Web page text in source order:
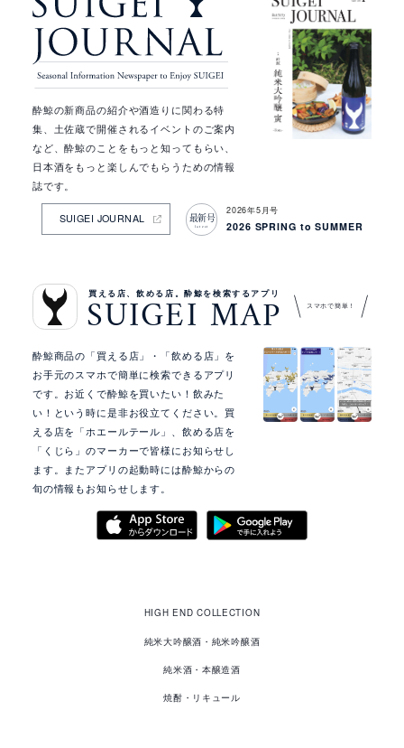
ッ
ク
ア
ッ
プ
情
報
酔鯨の新商品の紹介や酒造りに関わる特
集、土佐蔵で開催されるイベントのご案内
など、酔鯨のことをもっと知ってもらい、
日本酒をもっと楽しんでもらうための情報
誌です。
SUIGEI JOURNAL 最新号
latest
2026年5月号
2026 SPRING to SUMMER
買える店、飲める店。酔鯨を検索するアプリ
SUIGEI MAP スマホで簡単！
酔鯨商品の「買える店」・「飲める店」を
お手元のスマホで簡単に検索できるアプリ
です。お近くで酔鯨を買いたい！飲みた
い！という時に是非お役立てください。買
える店を「ホエールテール」、飲める店を
「くじら」のマーカーで皆様にお知らせし
ます。またアプリの起動時には酔鯨からの
旬の情報もお知らせします。
HIGH END COLLECTION
純米大吟醸酒・純米吟醸酒
純米酒・本醸造酒
焼酎・リキュール